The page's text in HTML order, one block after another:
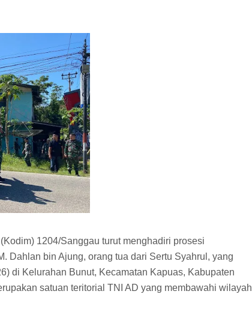
1204/Sanggau turut menghadiri prosesi
Dahlan bin Ajung, orang tua dari Sertu Syahrul, yang
di Kelurahan Bunut, Kecamatan Kapuas, Kabupaten
satuan teritorial TNI AD yang membawahi wilayah